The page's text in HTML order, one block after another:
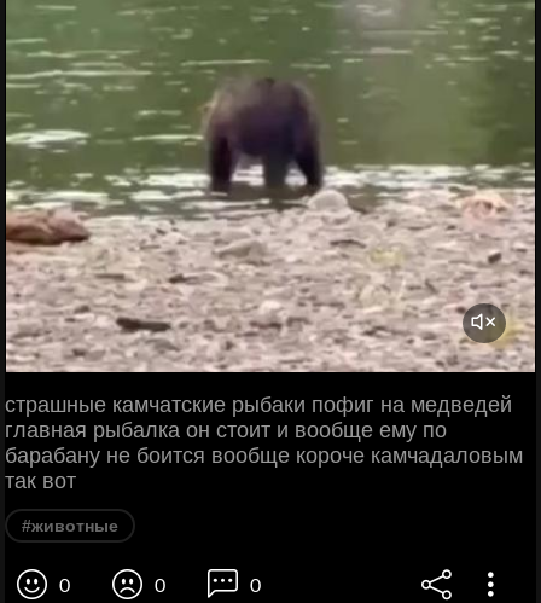
страшные камчатские рыбаки пофиг на медведей
главная рыбалка он стоит и вообще ему по
барабану не боится вообще короче камчадаловым
так вот
#животные
0 0 0